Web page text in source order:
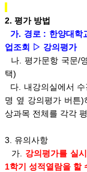
2. 평가 방법
가. 경로 : 한양대
업조회 ▷ 강의평가
나. 평가문항 국문/
택)
다. 내강의실에서
명 옆 강의평가 버튼)
상과목 전체를 각각
3. 유의사항
가. 강의평가를 실
1학기 성적열람을 할